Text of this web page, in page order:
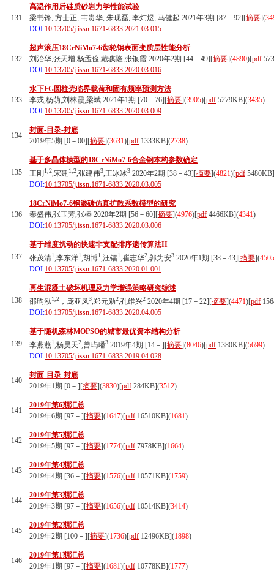
131
高温作用后硅质砂岩力学性能试验
梁书锋, 方士正, 韦贵华, 朱现磊, 李炜煜, 马健起 2021年3期 [87－92][摘要](
DOI:10.13705/j.issn.1671-6833.2021.03.015
132
超声滚压18CrNiMo7-6齿轮钢表面变质层性能分析
刘治华,张天增,杨孟俭,戴骐隆,张银霞 2020年2期 [44－49][摘要](4890)[pdf
DOI:10.13705/j.issn.1671-6833.2020.03.016
133
水下FG圆柱壳临界载荷和固有频率预测方法
李戎,杨萌,刘林霞,梁斌 2021年1期 [70－76][摘要](3905)[pdf 5279KB](3435)
DOI:10.13705/j.issn.1671-6833.2020.03.009
134
封面-目录-封底
2019年5期 [0－00][摘要](3631)[pdf 1333KB](2738)
135
基于多晶体模型的18CrNiMo7-6合金钢本构参数确定
王刚 1,2,宋建1,2,张建伟3,王冰冰3 2020年2期 [38－43][摘要](4821)[pdf 5480KB]
DOI:10.13705/j.issn.1671-6833.2020.03.005
136
18CrNiMo7-6钢渗碳仿真扩散系数模型的研究
秦盛伟,张玉芳,张棒 2020年2期 [56－60][摘要](4976)[pdf 4466KB](4341)
DOI:10.13705/j.issn.1671-6833.2020.03.006
137
基于维度扰动的快速非支配排序遗传算法II
张茂清1,李东洋1,胡博1,汪镭1,崔志华2,郭为安3 2020年1期 [38－43][摘要](4505
DOI:10.13705/j.issn.1671-6833.2020.01.001
138
再生混凝土破坏机理及力学增强策略研究综述
邵昀泓1,2 ，庞亚凤3,郑元勋2,孔维兴2 2020年4期 [17－22][摘要](4471)[pdf
DOI:10.13705/j.issn.1671-6833.2020.04.005
139
基于随机森林MOPSO的城市最优资本结构分析
李燕燕1,杨昊天2,曾玙璠3 2019年4期 [14－][摘要](8046)[pdf 1380KB](5699)
DOI:10.13705/j.issn.1671-6833.2019.04.028
140
封面-目录-封底
2019年1期 [0－][摘要](3830)[pdf 284KB](3512)
141
2019年第6期汇总
2019年6期 [97－][摘要](1647)[pdf 16510KB](1681)
142
2019年第5期汇总
2019年5期 [97－][摘要](1774)[pdf 7978KB](1664)
143
2019年第4期汇总
2019年4期 [36－][摘要](1576)[pdf 10571KB](1759)
144
2019年第3期汇总
2019年3期 [97－][摘要](1656)[pdf 10514KB](3414)
145
2019年第2期汇总
2019年2期 [100－][摘要](1736)[pdf 12496KB](1898)
146
2019年第1期汇总
2019年1期 [97－][摘要](1681)[pdf 10778KB](1777)